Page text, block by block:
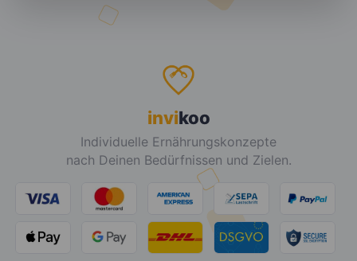
invikoo
Individuelle Ernährungskonzepte
nach Deinen Bedürfnissen und Zielen.